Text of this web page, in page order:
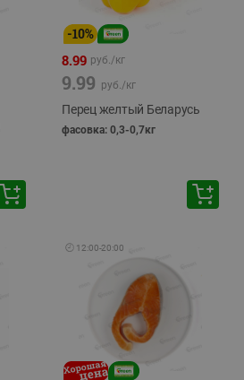
-10%
8.99 руб./кг
9.99 руб./кг
Перец желтый Беларусь
фасовка: 0,3-0,7кг
🕘 12:00-20:00